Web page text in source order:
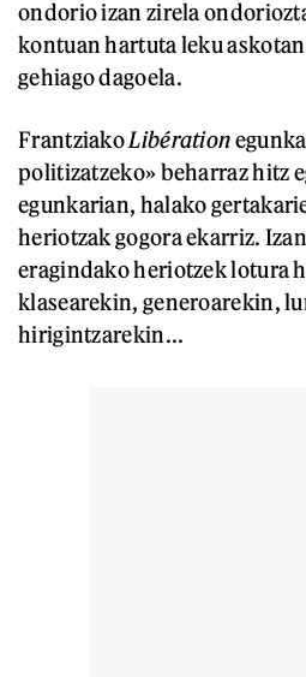
ondorio izan zirela
kontuan hartuta leku
gehiago dagoela.
FrantziakoLibération
politizatzeko» beharraz hitz
egunkarian, halako
heriotzak gogora ekarriz.
eragindako heriotzek lotura
klasearekin, generoarekin,
hirigintzarekin...